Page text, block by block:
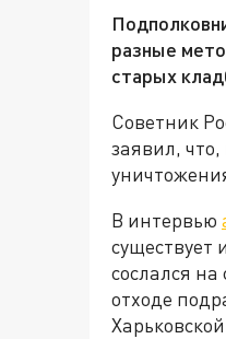
разные
старых
Советник
заявил,
В интервью
существует
сослался
отходе